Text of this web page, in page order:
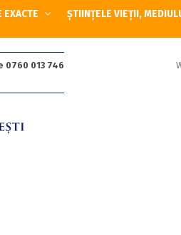
EXACTE ȘTIINȚELE VIEȚII,
0760 013 746